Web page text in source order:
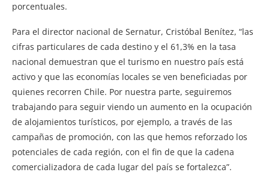
porcentuales.
Para el director nacional de Sernatur, Cristóbal Benítez, “las
cifras particulares de cada destino y el 61,3% en la tasa
nacional demuestran que el turismo en nuestro país está
activo y que las economías locales se ven beneficiadas por
quienes recorren Chile. Por nuestra parte, seguiremos
trabajando para seguir viendo un aumento en la ocupación
de alojamientos turísticos, por ejemplo, a través de las
campañas de promoción, con las que hemos reforzado los
potenciales de cada región, con el fin de que la cadena
comercializadora de cada lugar del país se fortalezca”.